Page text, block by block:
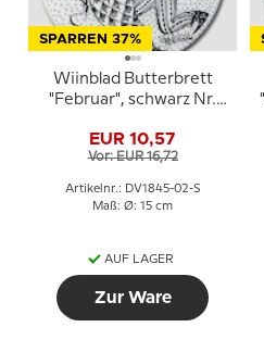
SPARREN 37%
Wiinblad Butterbrett
"Februar", schwarz Nr.
EUR 10,57
Vor: EUR 16,72
Artikelnr.: DV1845-02-S
Maß: Ø: 15 cm
AUF LAGER
Zur Ware